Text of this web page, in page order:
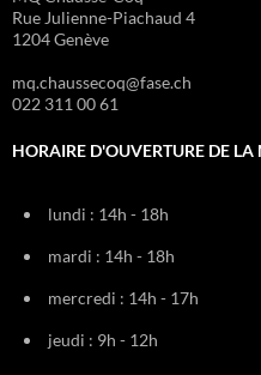
Rue Julienne-Piachaud 4
1204 Genève
mq.chaussecoq@fase.ch
022 311 00 61
HORAIRE D'OUVERTURE DE
lundi : 14h - 18h
mardi : 14h - 18h
mercredi : 14h - 17h
jeudi : 9h - 12h